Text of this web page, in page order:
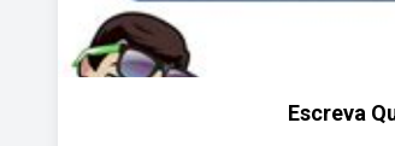
Escreva